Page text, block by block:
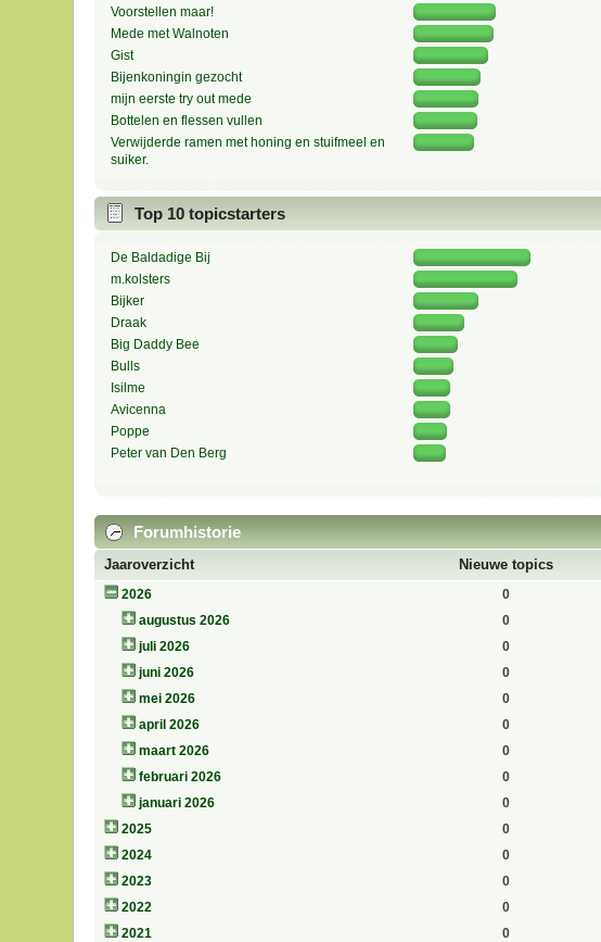
Voorstellen maar!
Mede met Walnoten
Gist
Bijenkoningin gezocht
mijn eerste try out mede
Bottelen en flessen vullen
Verwijderde ramen met honing en stuifmeel en
suiker.
Top 10 topicstarters
De Baldadige Bij
m.kolsters
Bijker
Draak
Big Daddy Bee
Bulls
Isilme
Avicenna
Poppe
Peter van Den Berg
Forumhistorie
Jaaroverzicht Nieuwe topics
2026 0
augustus 2026
0
juli 2026
0
juni 2026
0
mei 2026
0
april 2026
0
maart 2026
0
februari 2026
0
januari 2026
0
2025
0
2024
0
2023
0
2022
0
2021
0